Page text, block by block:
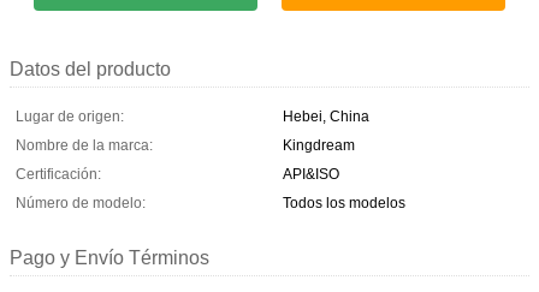
Datos del producto
Lugar de origen:
Hebei, China
Nombre de la marca:
Kingdream
Certificación:
API&ISO
Número de modelo:
Todos los modelos
Pago y Envío Términos